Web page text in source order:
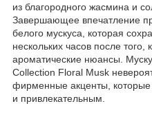
из благородного жасмина и
Завершающее впечатление
белого мускуса, которая
нескольких часов после того,
ароматические нюансы.
Collection Floral Musk
фирменные акценты,
и привлекательным.